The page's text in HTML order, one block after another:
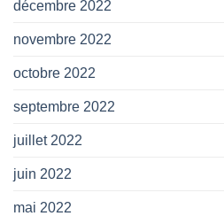
décembre 2022
novembre 2022
octobre 2022
septembre 2022
juillet 2022
juin 2022
mai 2022